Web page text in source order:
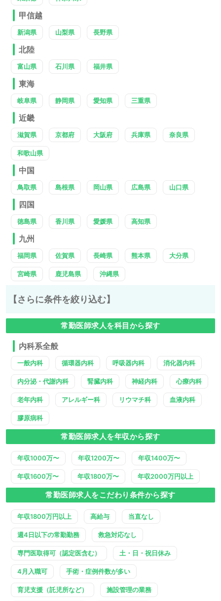
甲信越
新潟県 山梨県 長野県
北陸
富山県 石川県 福井県
東海
岐阜県 静岡県 愛知県 三重県
近畿
滋賀県 京都府 大阪府 兵庫県 奈良県
和歌山県
中国
鳥取県 島根県 岡山県 広島県 山口県
四国
徳島県 香川県 愛媛県 高知県
九州
福岡県 佐賀県 長崎県 熊本県 大分県
宮崎県 鹿児島県 沖縄県
【さらに条件を絞り込む】
常勤医師求人を科目から探す
内科系全般
一般内科 循環器内科 呼吸器内科 消化器内科
内分泌・代謝内科 腎臓内科 神経内科 心療内科
老年内科 アレルギー科 リウマチ科 血液内科
膠原病科
常勤医師求人を年収から探す
年収1000万〜 年収1200万〜 年収1400万〜
年収1600万〜 年収1800万〜 年収2000万円以上
常勤医師求人をこだわり条件から探す
年収1800万円以上 高給与 当直なし
週4日以下の常勤勤務 救急対応なし
専門医取得可（認定医含む） 土・日・祝日休み
4月入職可 手術・症例件数が多い
育児支援（託児所など） 施設管理の業務